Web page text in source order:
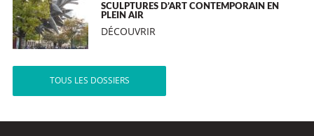
SCULPTURES D’ART CONTEMPORAIN EN
PLEIN AIR
DÉCOUVRIR
TOUS LES DOSSIERS